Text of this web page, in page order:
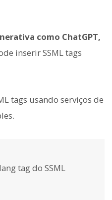
como ChatGPT,
inserir SSML tags
tags usando serviços de
tag do SSML